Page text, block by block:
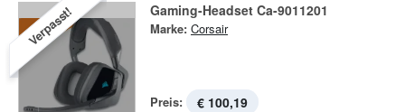
Verpasst! Gaming-Headset Ca-9011201
Marke: Corsair
Preis: € 100,19